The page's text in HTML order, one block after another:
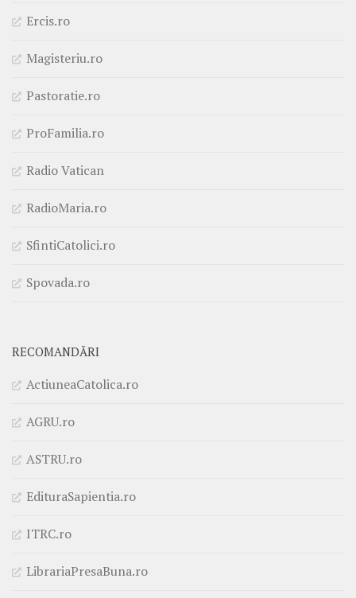
Ercis.ro
Magisteriu.ro
Pastoratie.ro
ProFamilia.ro
Radio Vatican
RadioMaria.ro
SfintiCatolici.ro
Spovada.ro
RECOMANDĂRI
ActiuneaCatolica.ro
AGRU.ro
ASTRU.ro
EdituraSapientia.ro
ITRC.ro
LibrariaPresaBuna.ro